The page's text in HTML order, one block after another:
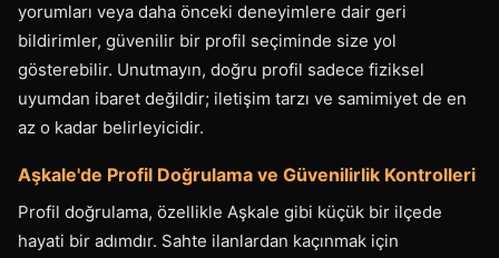
yorumları veya daha önceki deneyimlere dair geri
bildirimler, güvenilir bir profil seçiminde size yol
gösterebilir. Unutmayın, doğru profil sadece fiziksel
uyumdan ibaret değildir; iletişim tarzı ve samimiyet de en
az o kadar belirleyicidir.
Aşkale'de Profil Doğrulama ve Güvenilirlik Kontrolleri
Profil doğrulama, özellikle Aşkale gibi küçük bir ilçede
hayati bir adımdır. Sahte ilanlardan kaçınmak için